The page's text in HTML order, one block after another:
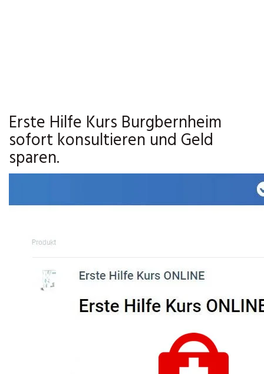
Erste Hilfe Kurs Burgbernheim
sofort konsultieren und Geld
sparen.